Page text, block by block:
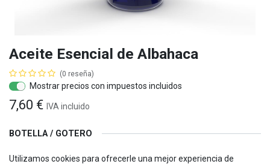
Aceite Esencial de Albahaca
(0 reseña)
Mostrar precios con impuestos incluidos
7,60 € IVA incluido
BOTELLA / GOTERO
10ml 15ml 30 ml
Utilizamos cookies para ofrecerle una mejor experiencia de